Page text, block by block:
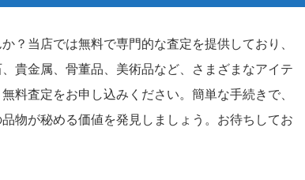
？当店では無料で専門的な査定を提供しており、
貴金属、骨董品、美術品など、さまざまなアイテ
料査定をお申し込みください。簡単な手続きで、
物が秘める価値を発見しましょう。お待ちしてお